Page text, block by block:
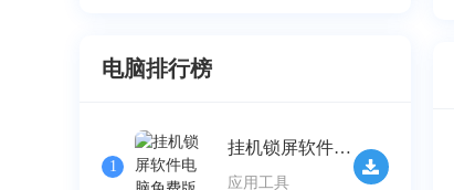
电脑排行榜
1
挂机锁屏软件电脑免费版 v2.32
应用工具